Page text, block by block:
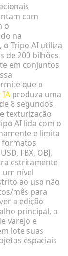
com
o
na
Tripo AI utiliza
de 200 bilhões
em conjuntos
que o
IA produza uma
8 segundos,
texturização
AI lida com o
e limita
formatos
FBX, OBJ,
estritamente
um nível
ao uso não
mês para
a edição
principal, o
varejo e
lote suas
espaciais